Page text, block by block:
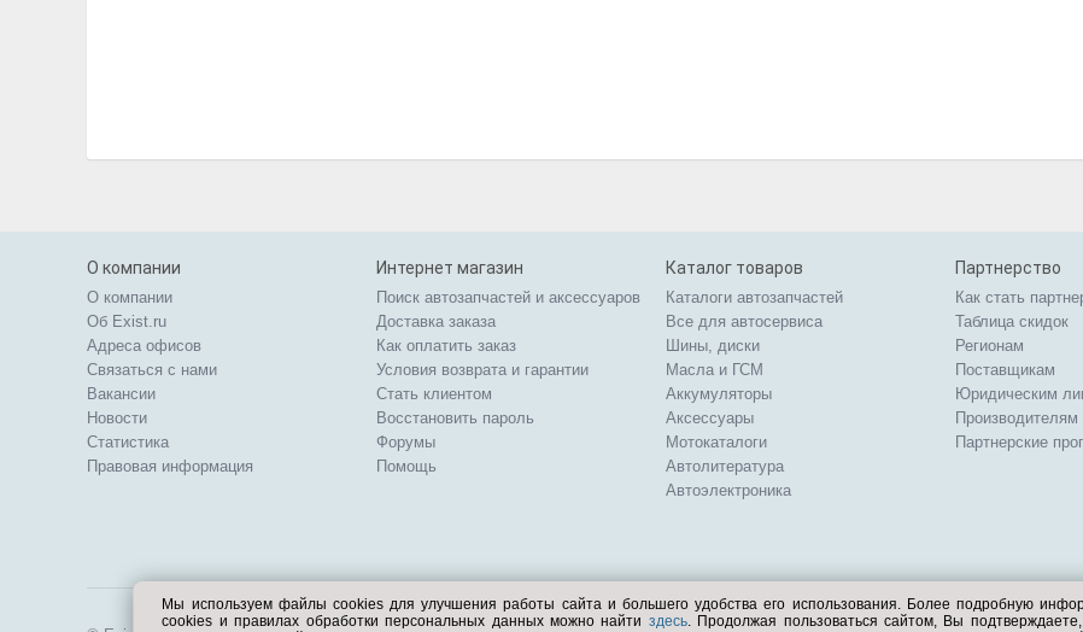
О компании
О компании
Об Exist.ru
Адреса офисов
Связаться с нами
Вакансии
Новости
Статистика
Правовая информация
Интернет магазин
Поиск автозапчастей и аксессуаров
Доставка заказа
Как оплатить заказ
Условия возврата и гарантии
Стать клиентом
Восстановить пароль
Форумы
Помощь
Каталог товаров
Каталоги автозапчастей
Все для автосервиса
Шины, диски
Масла и ГСМ
Аккумуляторы
Аксессуары
Мотокаталоги
Автолитература
Автоэлектроника
Партнерство
Как стать
Таблица скидок
Регионам
Поставщикам
Юридическим
Производителям
Партнерские
Мы используем файлы cookies для улучшения работы сайта и большего удобства его использования. Более подробную
cookies и правилах обработки персональных данных можно найти здесь. Продолжая пользоваться сайтом, Вы